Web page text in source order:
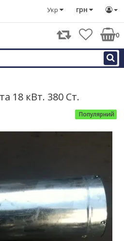
грн
Укр
0
газові гармати для обігріву
18 кВт. 380 Ст.
Популярний